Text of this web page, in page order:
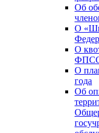
Об
О
О
О
года
Об